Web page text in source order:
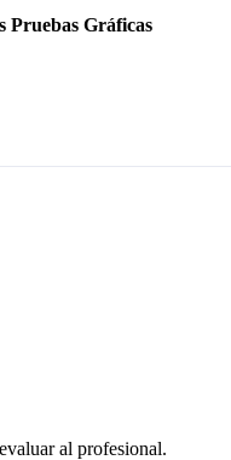
Pruebas Gráficas
al profesional.